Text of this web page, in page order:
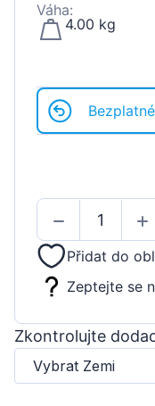
Váha:
4.00 kg
Přidat do
Zeptejte se
Zkontrolujte
Vybrat Zemi